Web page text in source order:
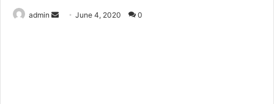
admin
Send June 4, 2020 0